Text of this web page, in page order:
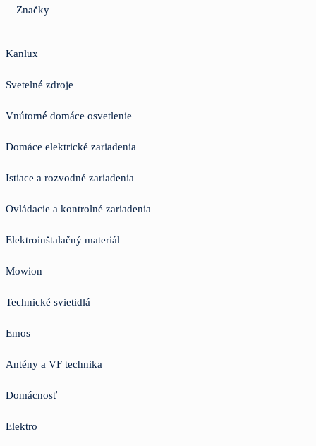
Značky
Kanlux
Svetelné zdroje
Vnútorné domáce osvetlenie
Domáce elektrické zariadenia
Istiace a rozvodné zariadenia
Ovládacie a kontrolné zariadenia
Elektroinštalačný materiál
Mowion
Technické svietidlá
Emos
Antény a VF technika
Domácnosť
Elektro